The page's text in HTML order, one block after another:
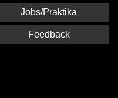
Jobs/Praktika
Feedback